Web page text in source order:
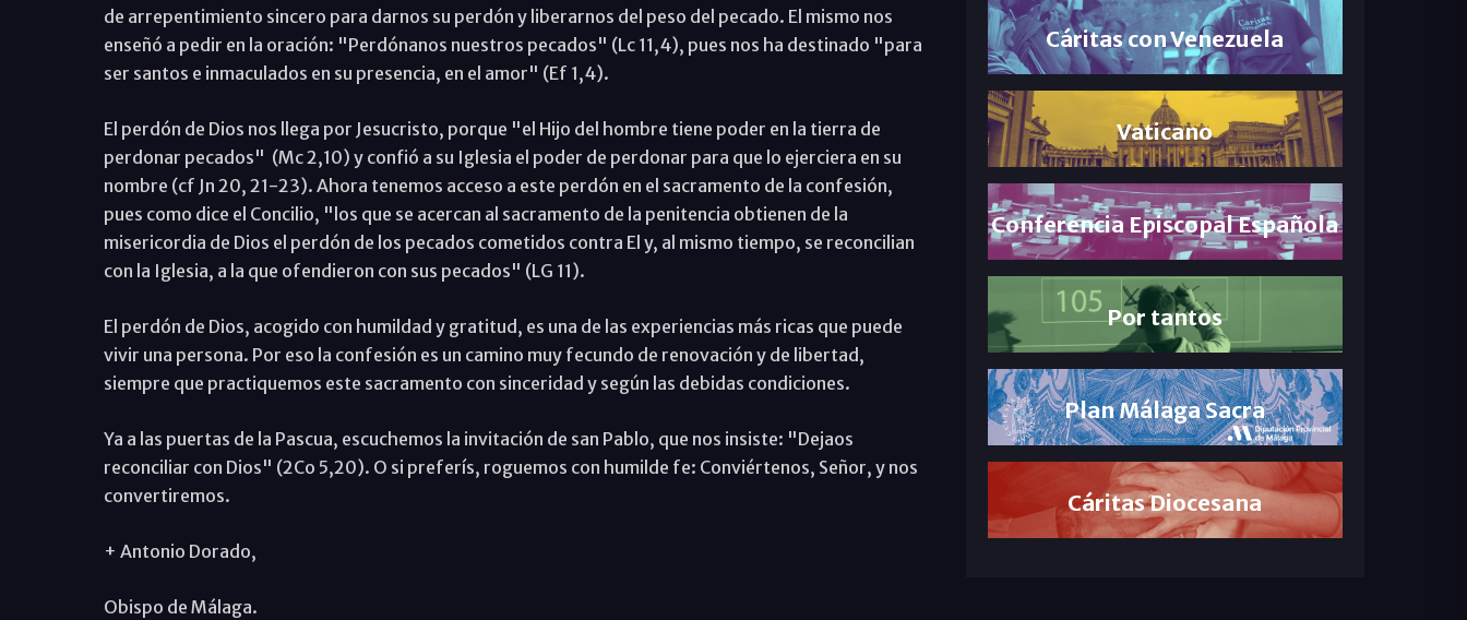
de arrepentimiento sincero para darnos su perdón y liberarnos del peso del pecado. El mismo nos
enseñó a pedir en la oración: "Perdónanos nuestros pecados" (Lc 11,4), pues nos ha destinado "para
ser santos e inmaculados en su presencia, en el amor" (Ef 1,4).
El perdón de Dios nos llega por Jesucristo, porque "el Hijo del hombre tiene poder en la tierra de
perdonar pecados" (Mc 2,10) y confió a su Iglesia el poder de perdonar para que lo ejerciera en su
nombre (cf Jn 20, 21-23). Ahora tenemos acceso a este perdón en el sacramento de la confesión,
pues como dice el Concilio, "los que se acercan al sacramento de la penitencia obtienen de la
misericordia de Dios el perdón de los pecados cometidos contra El y, al mismo tiempo, se reconcilian
con la Iglesia, a la que ofendieron con sus pecados" (LG 11).
El perdón de Dios, acogido con humildad y gratitud, es una de las experiencias más ricas que puede
vivir una persona. Por eso la confesión es un camino muy fecundo de renovación y de libertad,
siempre que practiquemos este sacramento con sinceridad y según las debidas condiciones.
Ya a las puertas de la Pascua, escuchemos la invitación de san Pablo, que nos insiste: "Dejaos
reconciliar con Dios" (2Co 5,20). O si preferís, roguemos con humilde fe: Conviértenos, Señor, y nos
convertiremos.
+ Antonio Dorado,
Obispo de Málaga.
Cáritas con Venezuela
Vaticano
Conferencia Episcopal Española
Por tantos
Plan Málaga Sacra
Cáritas Diocesana